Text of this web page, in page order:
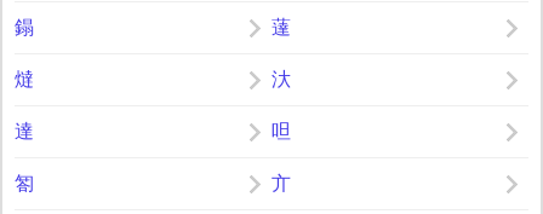
鎉 薘
燵 汏
達 呾
匒 亣